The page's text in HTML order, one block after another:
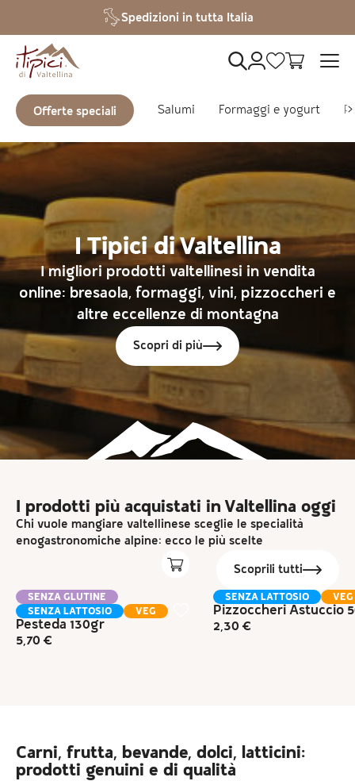
Spedizioni in tutta Italia
Offerte speciali Salumi Formaggi e yogurt
I Tipici di Valtellina
I migliori prodotti valtellinesi in vendita
online: bresaola, formaggi, vini, pizzoccheri e
altre eccellenze di montagna
Scopri di più
I prodotti più acquistati in Valtellina oggi
Chi vuole mangiare valtellinese sceglie le specialità
enogastronomiche alpine: ecco le più scelte
Scoprili tutti
SENZA GLUTINE
SENZA LATTOSIO
VEG
Pesteda 130gr
5,70 €
SENZA LATTOSIO VEG
Pizzoccheri Astuccio
2,30 €
Carni, frutta, bevande, dolci, latticini:
prodotti genuini e di qualità